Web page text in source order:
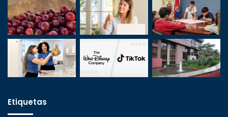
Etiquetas